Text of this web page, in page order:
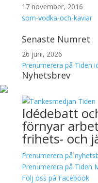
17 november, 2016
som-vodka-och-kaviar
Senaste Numret
26 juni, 2026
Prenumerera på Tiden
Nyhetsbrev
Idédebatt
förnyar
frihets- och
Prenumerera på
Prenumerera på Tiden
Följ oss på Facebook